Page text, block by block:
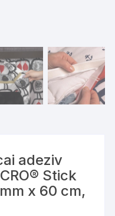
adeziv
Stick
x 60 cm,